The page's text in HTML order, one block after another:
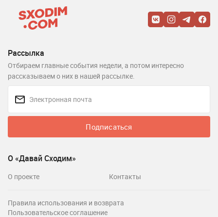
Рассылка
Отбираем главные события недели, а потом интересно
рассказываем о них в нашей рассылке.
Подписаться
О «Давай Сходим»
О проекте Контакты
Правила использования и возврата
Пользовательское соглашение